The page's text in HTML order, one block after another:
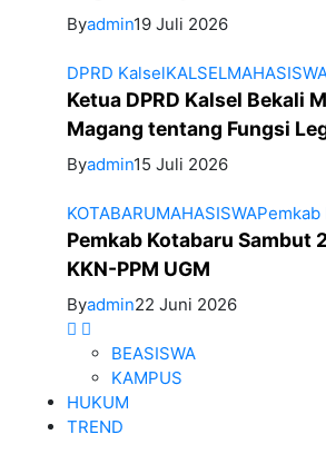
Byadmin19 Juli 2026
DPRD KalselKALSEL
Ketua DPRD Kalsel Bekali
Magang tentang Fungsi
Byadmin15 Juli 2026
KOTABARUMAHASISWAPemkab
Pemkab Kotabaru Sambut
KKN-PPM UGM
Byadmin22 Juni 2026
BEASISWA
KAMPUS
HUKUM
TREND